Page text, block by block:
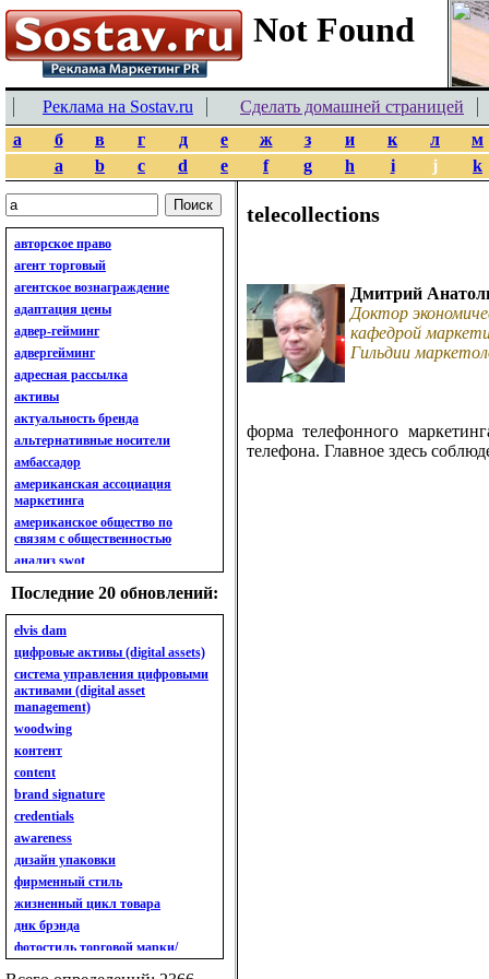
Реклама на Sostav.ru
Сделать домашней страницей
а
б в г д е ж з и к л
м
a
b c d e f g h i j k
авторское право
агент торговый
агентское вознаграждение
адаптация цены
адвер-гейминг
адвергейминг
адресная рассылка
активы
актуальность бренда
альтернативные носители
амбассадор
американская ассоциация
маркетинга
американское общество по
связям с общественностью
анализ swot
анализ бизнес-портфеля
анализ имиджа
анализ кластерный
анализ конкурентов
анализ кросс-культурных
особенностей
анализ мак кинси «7s»
анализ макросистемы
анализ маркетинговый
анализ рынка
анализ ситуационный
анализ экспертный
индивидуальный
анкета
ассортимент
ассортимент товарный.
планирование товарного
ассортимента
ассортимент. глубина
Последние 20 обновлений:
elvis dam
цифровые активы (digital assets)
система управления цифровыми
активами (digital asset
management)
woodwing
контент
content
brand signature
credentials
awareness
дизайн упаковки
фирменный стиль
жизненный цикл товара
днк брэнда
фотостиль торговой марки/
линейки продукции
telecollections
Дмитрий
Доктор
кафедрой
Гильдии
форма телефонного
телефона. Главное здесь